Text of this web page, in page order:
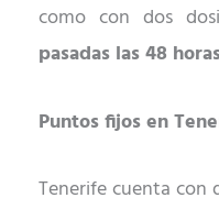
como con dos
pasadas las 48
Puntos fijos en
Tenerife cuenta con